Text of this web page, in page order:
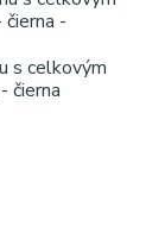
s celkovým
čierna